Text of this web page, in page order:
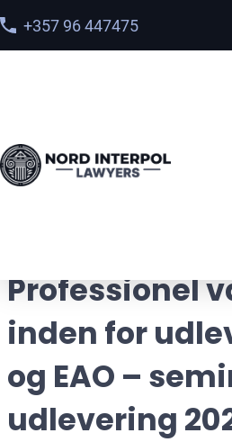
+357 96 447475
Home
Professionel
inden for
og EAO –
udlevering